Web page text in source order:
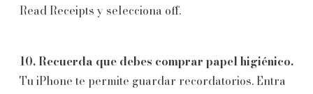
Read Receipts y selecciona off.
10. Recuerda que debes comprar papel higiénico.
Tu iPhone te permite guardar recordatorios. Entra